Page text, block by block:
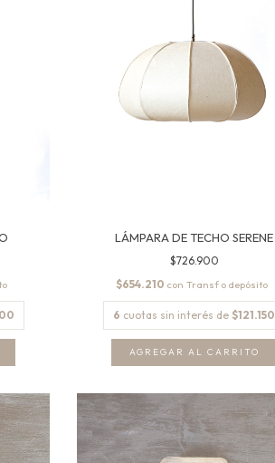
LÁMPARA DE TECHO SERENE
$726.900
$654.210 con
6 cuotas sin interés de $121.150